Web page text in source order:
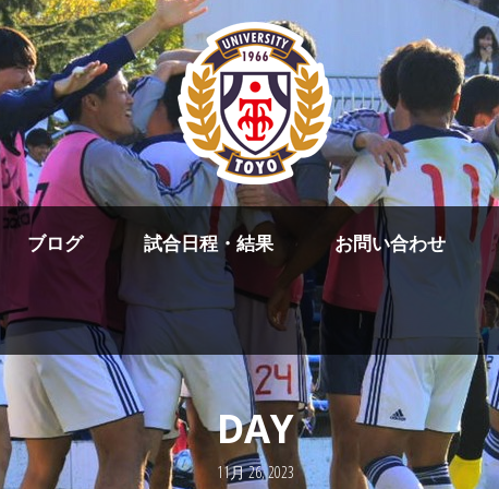
ブログ 試合日程・結果 お問い合わせ
DAY
11月 26, 2023